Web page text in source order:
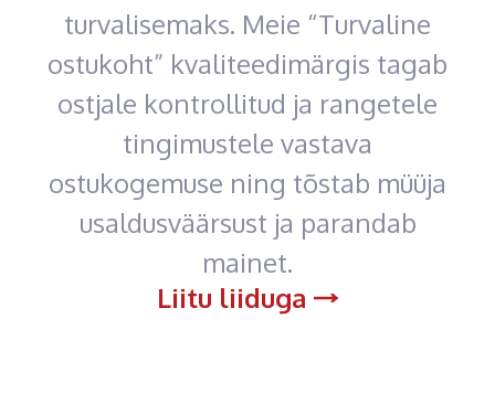
turvalisemaks. Meie “Turvaline
ostukoht” kvaliteedimärgis tagab
ostjale kontrollitud ja rangetele
tingimustele vastava
ostukogemuse ning tõstab müüja
usaldusväärsust ja parandab
mainet.
Liitu liiduga